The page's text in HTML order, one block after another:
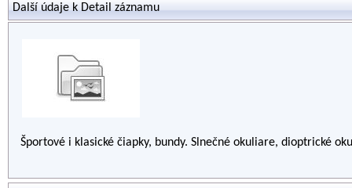
Další údaje k Detail záznamu
Športové i klasické čiapky, bundy. Slnečné okuliare, dioptrické